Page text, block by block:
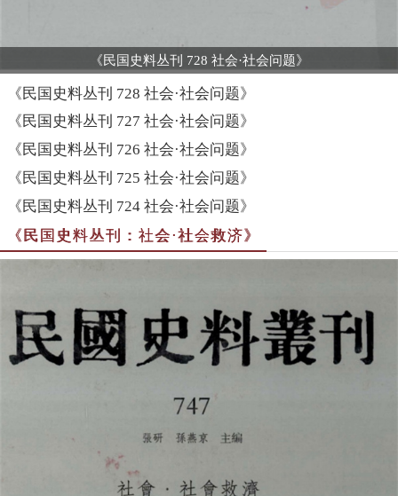
《民国史料丛刊 728 社会·社会问题》
《民国史料丛刊 728 社会·社会问题》
《民国史料丛刊 727 社会·社会问题》
《民国史料丛刊 726 社会·社会问题》
《民国史料丛刊 725 社会·社会问题》
《民国史料丛刊 724 社会·社会问题》
《民国史料丛刊：社会·社会救济》